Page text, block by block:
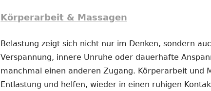
Körperarbeit & Massagen
Belastung zeigt sich nicht nur im Denken, sondern
Verspannung, innere Unruhe oder dauerhafte
manchmal einen anderen Zugang. Körperarbeit und
Entlastung und helfen, wieder in einen ruhigen